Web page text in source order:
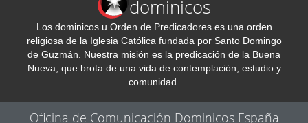
dominicos
Los dominicos u Orden de Predicadores es una orden
religiosa de la Iglesia Católica fundada por Santo Domingo
de Guzmán. Nuestra misión es la predicación de la Buena
Nueva, que brota de una vida de contemplación, estudio y
comunidad.
Oficina de Comunicación Dominicos España